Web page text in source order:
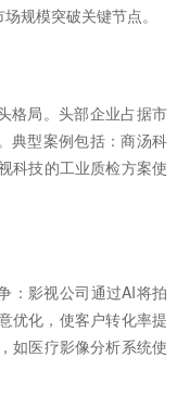
规模突破关键节点。
格局。头部企业占据市
典型案例包括：商汤科
科技的工业质检方案使
：影视公司通过AI将拍
优化，使客户转化率提
如医疗影像分析系统使